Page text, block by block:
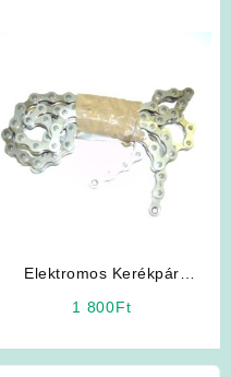
Elektromos Kerékpár
1 800Ft